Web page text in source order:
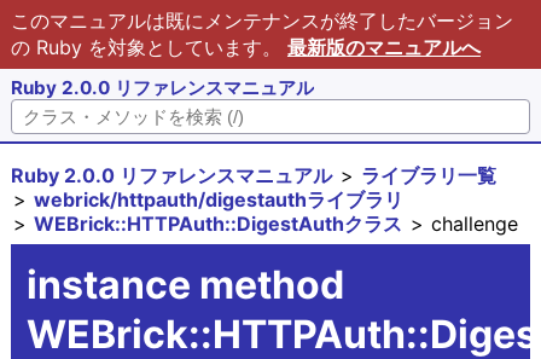
このマニュアルは既にメンテナンスが終了したバージョン
の Ruby を対象としています。 最新版のマニュアルへ
Ruby 2.0.0 リファレンスマニュアル
Ruby 2.0.0 リファレンスマニュアル
ライブラリ一覧
webrick/httpauth/digestauthライブラリ
WEBrick::HTTPAuth::DigestAuthクラス
challenge
instance method